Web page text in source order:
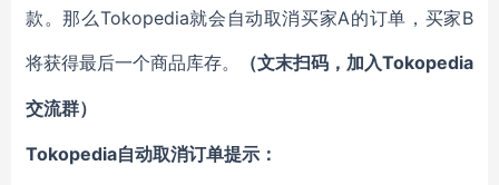
款。那么Tokopedia就会自动取消买家A的订单，买家B
将获得最后一个商品库存。
（文末扫码 ， 加 入Tokopedia
交流群）
Tokopedia自动取消订单提示：